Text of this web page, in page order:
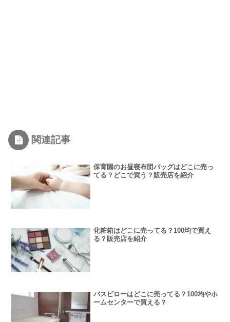
関連記事
保育園のお昼寝布団バッグはどこに売っ
てる？どこで買う？販売店を紹介
化粧箱はどこに売ってる？100均で買え
る？販売店を紹介
バスピローはどこに売ってる？100均やホ
ームセンターで買える？